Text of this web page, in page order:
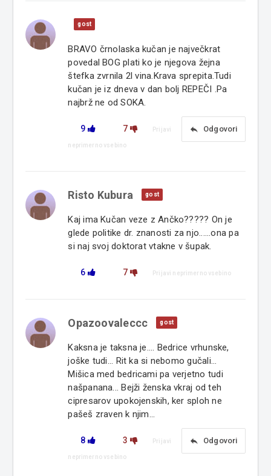
gost
BRAVO črnolaska kučan je največkrat
povedal BOG plati ko je njegova žejna
štefka zvrnila 2l vina.Krava sprepita.Tudi
kučan je iz dneva v dan bolj REPEČI .Pa
najbrž ne od SOKA.
9 7 reply Odgovori
Prijavi
neprimerno vsebino
Risto Kubura gost
Kaj ima Kučan veze z Ančko????? On je
glede politike dr. znanosti za njo......ona pa
si naj svoj doktorat vtakne v šupak.
6 7 Prijavi neprimerno vsebino
Opazoovaleccc gost
Kaksna je taksna je.... Bedrice vrhunske,
joške tudi... Rit ka si nebomo gučali...
Mišica med bedricami pa verjetno tudi
našpanana... Bejži ženska vkraj od teh
cipresarov upokojenskih, ker sploh ne
pašeš zraven k njim...
8 3 reply Odgovori
Prijavi
neprimerno vsebino